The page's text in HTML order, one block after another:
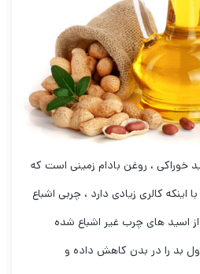
های مفید خوراکی ، روغن بادام زمینی است که
کالری زیادی دارد ، چربی اشباع
اسید های چرب غیر اشباع شده
بد را در بدن کاهش داده و